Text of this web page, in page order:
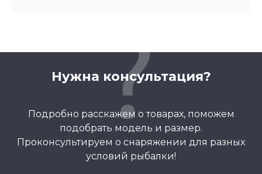
Нужна консультация?
Подробно расскажем о товарах, поможем
подобрать модель и размер.
Проконсультируем о снаряжении для разных
условий рыбалки!